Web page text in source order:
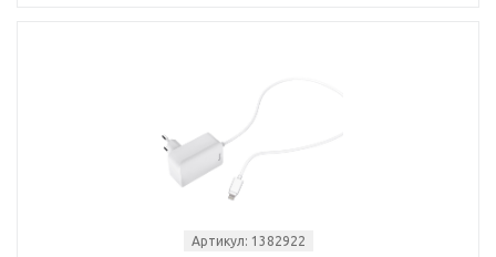
Артикул: 1382922